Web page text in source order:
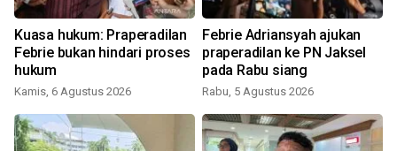
Kuasa hukum: Praperadilan
Febrie bukan hindari proses
hukum
Kamis, 6 Agustus 2026
Febrie Adriansyah ajukan
praperadilan ke PN Jaksel
pada Rabu siang
Rabu, 5 Agustus 2026